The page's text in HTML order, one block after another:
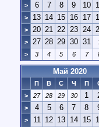
> 6 7 8 9 10
> 13 14 15 16 17
> 20 21 22 23 24
> 27 28 29 30 31
>
3 4 5 6 7
Май 2020
П В С Ч П
>
27 28 29 30 1
> 4 5 6 7 8
> 11 12 13 14 15